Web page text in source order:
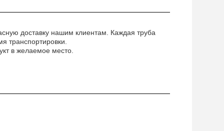
доставку нашим клиентам. Каждая труба
транспортировки.
в желаемое место.